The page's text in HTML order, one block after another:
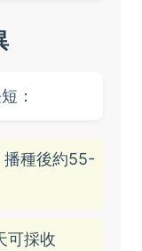
：
播種後約55-
可採收